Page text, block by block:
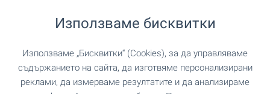
Използваме бисквитки
Използваме „Бисквитки“ (Cookies), за да управляваме
съдържанието на сайта, да изготвяме персонализирани
реклами, да измерваме резултатите и да анализираме